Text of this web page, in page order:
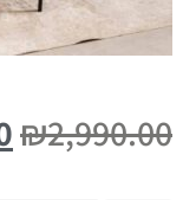
₪2,990.00